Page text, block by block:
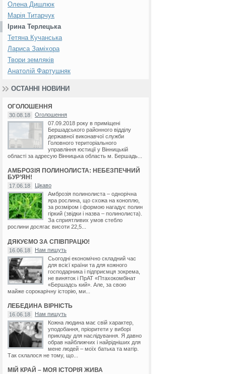
Олена Дишлюк
Марія Титарчук
Ірина Терлецька
Тетяна Кучанська
Лариса Заміхора
Твори земляків
Анатолій Фартушняк
ОСТАННІ НОВИНИ
ОГОЛОШЕННЯ
30.08.18
Оголошення
07.09.2018 року в приміщені
Бершадського районного відділу
державної виконавчої служби
Головного територіального
управління юстиції у Вінницькій
області за адресую Вінницька область м. Бершадь...
АМБРОЗІЯ ПОЛИНОЛИСТА: НЕБЕЗПЕЧНИЙ
БУР’ЯН!
17.06.18
Цікаво
Амброзія полинолиста – однорічна
яра рослина, що схожа на коноплю,
за розміром і формою нагадує полин
гіркий (звідки і назва – полинолиста).
За сприятливих умов стебло
рослини досягає висоти 22,5...
ДЯКУЄМО ЗА СПІВПРАЦЮ!
16.06.18
Нам пишуть
Сьогодні економічно складний час
для всієї країни та для кожного
господарника і підприємця зокрема,
не виняток і ПрАТ «Птахокомбінат
«Бершадсь кий». Але, за свою
майже сорокарічну історію, ми...
ЛЕБЕДИНА ВІРНІСТЬ
16.06.18
Нам пишуть
Кожна людина має свій характер,
уподобання, пріоритети у виборі
прикладу для наслідування. Я давно
обрав найближчих і найрідніших для
мене людей – моїх батька та матір.
Так склалося не тому, що...
МІЙ КРАЙ – МОЯ ІСТОРІЯ ЖИВА